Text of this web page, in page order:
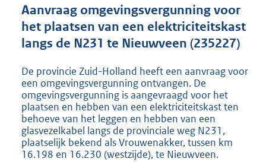
r
o
o
t
e
:
2
2
4
K
b
Aanvraag omgevingsvergunning voor
het plaatsen van een elektriciteitskast
langs de N231 te Nieuwveen (235227)
De provincie Zuid-Holland heeft een aanvraag voor
een omgevingsvergunning ontvangen. De
omgevingsvergunning is aangevraagd voor het
plaatsen en hebben van een elektriciteitskast ten
behoeve van het leggen en hebben van een
glasvezelkabel langs de provinciale weg N231,
plaatselijk bekend als Vrouwenakker, tussen km
16.198 en 16.230 (westzijde), te Nieuwveen.